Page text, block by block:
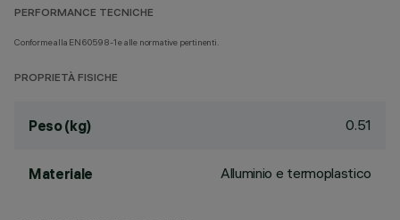
PERFORMANCE TECNICHE
Conforme alla EN60598-1 e alle normative pertinenti.
PROPRIETÀ FISICHE
Peso (kg) 0.51
Materiale Alluminio e termoplastico